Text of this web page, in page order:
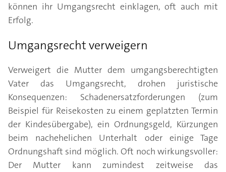
können ihr Umgangsrecht einklagen, oft auch mit
Erfolg.
Umgangsrecht verweigern
Verweigert die Mutter dem umgangsberechtigten
Vater das Umgangsrecht, drohen juristische
Konsequenzen: Schadenersatzforderungen (zum
Beispiel für Reisekosten zu einem geplatzten Termin
der Kindesübergabe), ein Ordnungsgeld, Kürzungen
beim nachehelichen Unterhalt oder einige Tage
Ordnungshaft sind möglich. Oft noch wirkungsvoller:
Der Mutter kann zumindest zeitweise das